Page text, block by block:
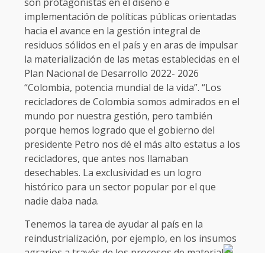
implementación de políticas públicas orientadas
hacia el avance en la gestión integral de
residuos sólidos en el país y en aras de impulsar
la materialización de las metas establecidas en el
Plan Nacional de Desarrollo 2022- 2026
“Colombia, potencia mundial de la vida”. “Los
recicladores de Colombia somos admirados en el
mundo por nuestra gestión, pero también
porque hemos logrado que el gobierno del
presidente Petro nos dé el más alto estatus a los
recicladores, que antes nos llamaban
desechables. La exclusividad es un logro
histórico para un sector popular por el que
nadie daba nada.
Tenemos la tarea de ayudar al país en la
reindustrialización, por ejemplo, en los insumos